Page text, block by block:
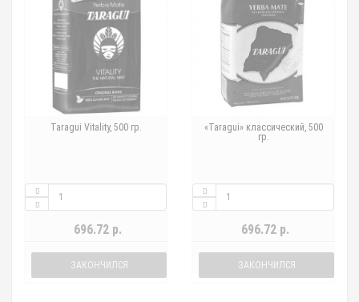
Taragui Vitality, 500 гр.
696.72 р.
ЗАКОНЧИЛСЯ
«Taragui» классический, 500
гр.
696.72 р.
ЗАКОНЧИЛСЯ